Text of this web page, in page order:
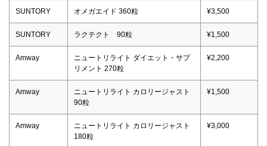
SUNTORY オメガエイド 360粒 ¥3,500
SUNTORY ラクテクト 90粒 ¥1,500
Amway
ニュートリライト ダイエット・サプ
リメント 270粒
¥2,200
Amway
ニュートリライト カロリージャスト
90粒
¥1,500
Amway
ニュートリライト カロリージャスト
180粒
¥3,000